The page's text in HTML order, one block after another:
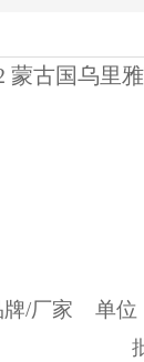
蒙古国乌里
牌/厂家 单位
电缆等